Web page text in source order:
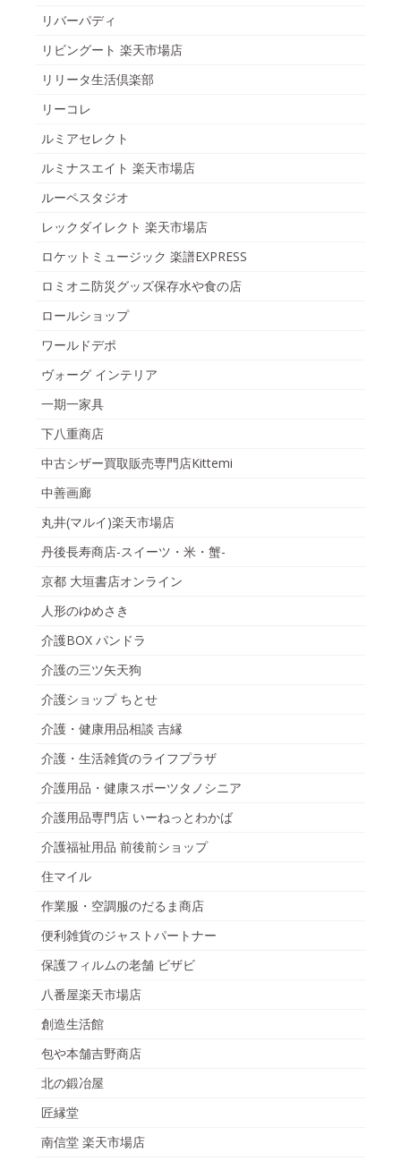
リバーパディ
リビングート 楽天市場店
リリータ生活倶楽部
リーコレ
ルミアセレクト
ルミナスエイト 楽天市場店
ルーペスタジオ
レックダイレクト 楽天市場店
ロケットミュージック 楽譜EXPRESS
ロミオニ防災グッズ保存水や食の店
ロールショップ
ワールドデポ
ヴォーグ インテリア
一期一家具
下八重商店
中古シザー買取販売専門店Kittemi
中善画廊
丸井(マルイ)楽天市場店
丹後長寿商店-スイーツ・米・蟹-
京都 大垣書店オンライン
人形のゆめさき
介護BOX パンドラ
介護の三ツ矢天狗
介護ショップ ちとせ
介護・健康用品相談 吉縁
介護・生活雑貨のライフプラザ
介護用品・健康スポーツタノシニア
介護用品専門店 いーねっとわかば
介護福祉用品 前後前ショップ
住マイル
作業服・空調服のだるま商店
便利雑貨のジャストパートナー
保護フィルムの老舗 ビザビ
八番屋楽天市場店
創造生活館
包や本舗吉野商店
北の鍛冶屋
匠縁堂
南信堂 楽天市場店